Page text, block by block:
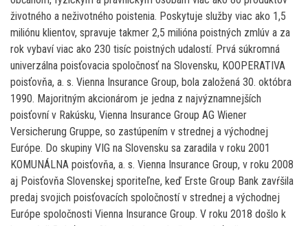
životného a neživotného poistenia. Poskytuje služby viac ako 1,5
miliónu klientov, spravuje takmer 2,5 milióna poistných zmlúv a za
rok vybaví viac ako 230 tisíc poistných udalostí. Prvá súkromná
univerzálna poisťovacia spoločnosť na Slovensku, KOOPERATIVA
poisťovňa, a. s. Vienna Insurance Group, bola založená 30. októbra
1990. Majoritným akcionárom je jedna z najvýznamnejších
poisťovní v Rakúsku, Vienna Insurance Group AG Wiener
Versicherung Gruppe, so zastúpením v strednej a východnej
Európe. Do skupiny VIG na Slovensku sa zaradila v roku 2001
KOMUNÁLNA poisťovňa, a. s. Vienna Insurance Group, v roku 2008
aj Poisťovňa Slovenskej sporiteľne, keď Erste Group Bank zavŕšila
predaj svojich poisťovacích spoločností v strednej a východnej
Európe spoločnosti Vienna Insurance Group. V roku 2018 došlo k